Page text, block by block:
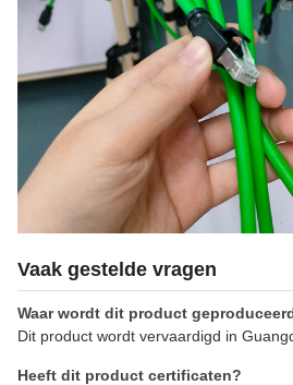
Vaak gestelde vragen
Waar wordt dit product
Dit product wordt vervaardigd in
Heeft dit product certificaten?